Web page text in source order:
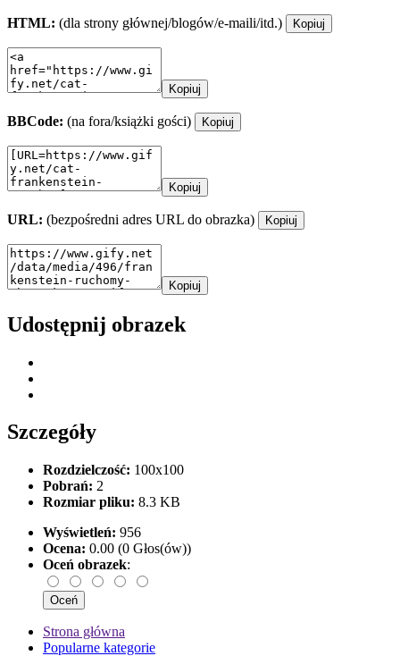
HTML: (dla strony głównej/blogów/e-maili/itd.) Kopiuj
Kopiuj
BBCode: (na fora/książki gości) Kopiuj
Kopiuj
URL: (bezpośredni adres URL do obrazka) Kopiuj
Kopiuj
Udostępnij obrazek
Szczegóły
Rozdzielczość: 100x100
Pobrań: 2
Rozmiar pliku: 8.3 KB
Wyświetleń: 956
Ocena: 0.00 (0 Głos(ów))
Oceń obrazek:
Strona główna
Popularne kategorie